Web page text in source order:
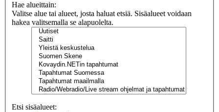
Hae alueittain:
Valitse alue tai alueet, josta haluat etsiä. Sisäalueet voidaan
hakea valitsemalla se alapuolelta.
Etsi sisäalueet: